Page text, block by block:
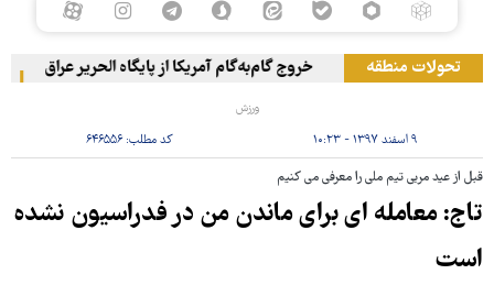
تحولات منطقه خروج گام‌به‌گام آمریکا از پایگاه الحریر عراق
ورزش
۹ اسفند ۱۳۹۷ - ۱۰:۲۳ کد مطلب:۶۴۶۵۵۶
قبل از عید مربی تیم ملی را معرفی می کنیم
تاج: معامله ای برای ماندن من در فدراسیون نشده
است